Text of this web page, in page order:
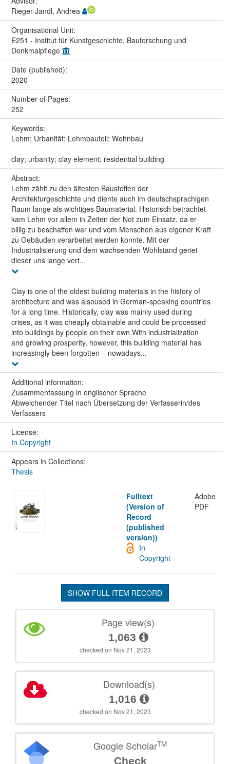
Rieger-Jandl, Andrea
Organisational Unit:
E251 - Institut für Kunstgeschichte, Bauforschung und
Denkmalpflege
Date (published):
2020
Number of Pages:
252
Keywords:
Lehm; Urbanität; Lehmbauteil; Wohnbau
clay; urbanity; clay element; residential building
Abstract:
Lehm zählt zu den ältesten Baustoffen der
Architekturgeschichte und diente auch im deutschsprachigen
Raum lange als wichtiges Baumaterial. Historisch betrachtet
kam Lehm vor allem in Zeiten der Not zum Einsatz, da er
billig zu beschaffen war und vom Menschen aus eigener Kraft
zu Gebäuden verarbeitet werden konnte. Mit der
Industrialisierung und dem wachsenden Wohlstand geriet
dieser uns lange vert...
Clay is one of the oldest building materials in the history of
architecture and was alsoused in German-speaking countries
for a long time. Historically, clay was mainly used during
crises, as it was cheaply obtainable and could be processed
into buildings by people on their own.With industrialization
and growing prosperity, however, this building material has
increasingly been forgotten – nowadays...
Additional information:
Zusammenfassung in englischer Sprache
Abweichender Titel nach Übersetzung der Verfasserin/des
Verfassers
License:
In Copyright
Appears in Collections:
Thesis
Fulltext
(Version of
Record
(published
version))
Adobe
PDF
In
Copyright
SHOW FULL ITEM RECORD
Page view(s)
1,063
checked on Nov 21, 2023
Download(s)
1,016
checked on Nov 21, 2023
Google ScholarTM
Check